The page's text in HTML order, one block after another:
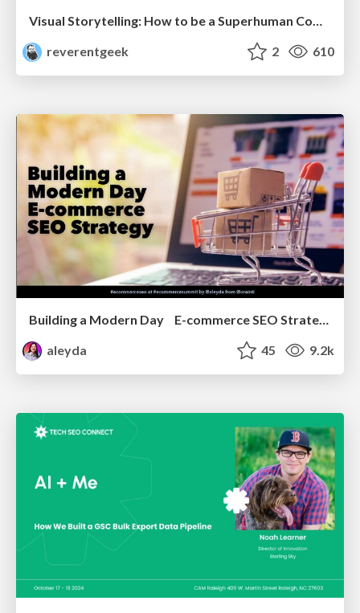
Visual Storytelling: How to be a Superhuman Communicator
reverentgeek
2 610
Building a Modern Day E-commerce SEO Strategy
aleyda
45 9.2k